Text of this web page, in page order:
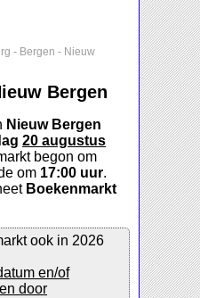
- Bergen - Nieuw
Bergen
Nieuw Bergen
20 augustus
begon om
om 17:00 uur.
Boekenmarkt
ook in 2026
en/of
door